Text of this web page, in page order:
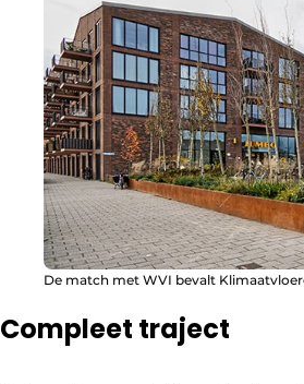
De match met WVI bevalt
Compleet traject